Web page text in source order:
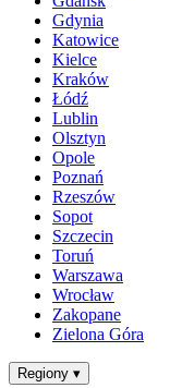
Gdynia
Katowice
Kielce
Kraków
Łódź
Lublin
Olsztyn
Opole
Poznań
Rzeszów
Sopot
Szczecin
Toruń
Warszawa
Wrocław
Zakopane
Zielona Góra
Regiony ▾